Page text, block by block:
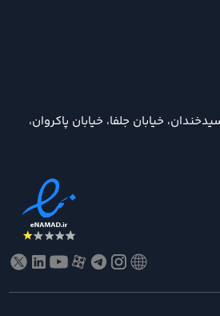
خیابان جلفا، خیابان پاکروان،